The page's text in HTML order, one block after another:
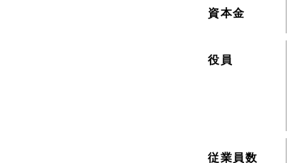
資本金
役員
従業員数